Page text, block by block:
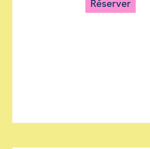
Réserver